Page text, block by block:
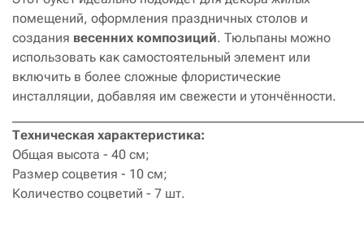
помещений, оформления праздничных столов и
создания весенних композиций. Тюльпаны можно
использовать как самостоятельный элемент или
включить в более сложные флористические
инсталляции, добавляя им свежести и утончённости.
Техническая характеристика:
Общая высота - 40 см;
Размер соцветия - 10 см;
Количество соцветий - 7 шт.